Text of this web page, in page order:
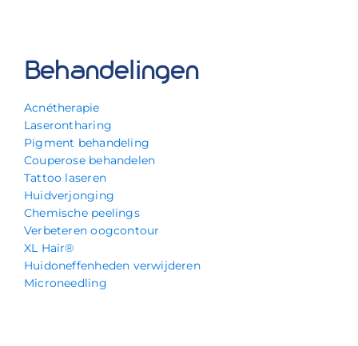
Behandelingen
Acnétherapie
Laserontharing
Pigment behandeling
Couperose behandelen
Tattoo laseren
Huidverjonging
Chemische peelings
Verbeteren oogcontour
XL Hair®
Huidoneffenheden verwijderen
Microneedling